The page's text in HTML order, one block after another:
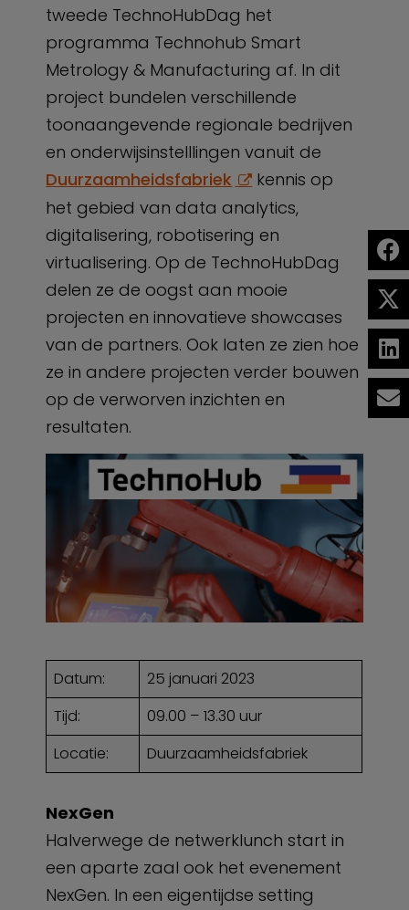
tweede TechnoHubDag het
programma Technohub Smart
Metrology & Manufacturing af. In dit
project bundelen verschillende
toonaangevende regionale bedrijven
en onderwijsinstelllingen vanuit de
Duurzaamheidsfabriek
kennis op
het gebied van data analytics,
digitalisering, robotisering en
virtualisering. Op de TechnoHubDag
delen ze de oogst aan mooie
projecten en innovatieve showcases
van de partners. Ook laten ze zien hoe
ze in andere projecten verder bouwen
op de verworven inzichten en
resultaten.
Datum:
25 januari 2023
Tijd:
09.00 – 13.30 uur
Locatie:
Duurzaamheidsfabriek
NexGen
Halverwege de netwerklunch start in
een aparte zaal ook het evenement
NexGen. In een eigentijdse setting